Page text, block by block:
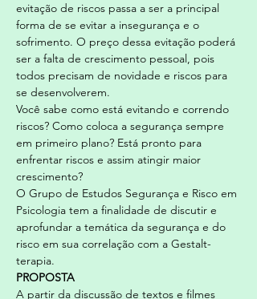
evitação de riscos passa a ser a principal
forma de se evitar a insegurança e o
sofrimento. O preço dessa evitação poderá
ser a falta de crescimento pessoal, pois
todos precisam de novidade e riscos para
se desenvolverem.
Você sabe como está evitando e correndo
riscos? Como coloca a segurança sempre
em primeiro plano? Está pronto para
enfrentar riscos e assim atingir maior
crescimento?
O Grupo de Estudos Segurança e Risco em
Psicologia tem a finalidade de discutir e
aprofundar a temática da segurança e do
risco em sua correlação com a Gestalt-
terapia.
PROPOSTA
A partir da discussão de textos e filmes